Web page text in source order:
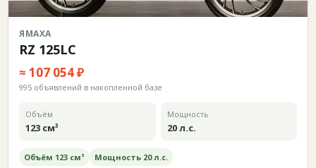
ЯМАХА
RZ 125LC
≈ 107 054 ₽
995 объявлений в накопленной базе
Объём
123 см³
Мощность
20 л.с.
Объём 123 см³ Мощность 20 л.с.